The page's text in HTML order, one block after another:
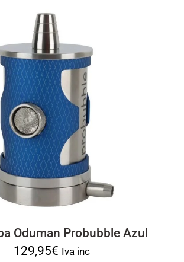
Oduman Probubble Azul
129,95€ Iva inc